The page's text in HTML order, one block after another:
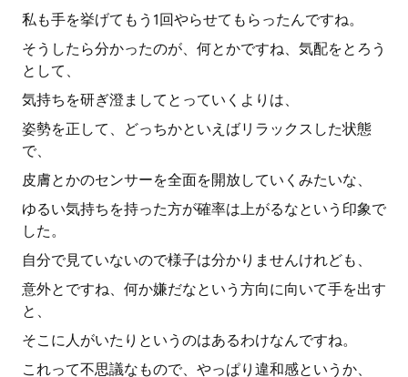
私も手を挙げてもう1回やらせてもらったんですね。
そうしたら分かったのが、何とかですね、気配をとろう
として、
気持ちを研ぎ澄ましてとっていくよりは、
姿勢を正して、どっちかといえばリラックスした状態
で、
皮膚とかのセンサーを全面を開放していくみたいな、
ゆるい気持ちを持った方が確率は上がるなという印象で
した。
自分で見ていないので様子は分かりませんけれども、
意外とですね、何か嫌だなという方向に向いて手を出す
と、
そこに人がいたりというのはあるわけなんですね。
これって不思議なもので、やっぱり違和感というか、